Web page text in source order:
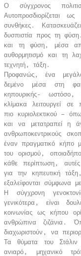
Ο σύγχρονος
Αυτοπροσδιορίζεται
συνθήκες.
δυσπιστία προς τη
και τη φύση, μέσα
αυθορμητισμό και τη
τεχνητή, τάξη.
Προφανώς, ένα
δεμένο μέσα στη
κηπουρικής-
κλίμακα λειτουργεί
πιο κυριολεκτικού –
και να μετατραπεί η
ανθρωποκεντρικούς
έναν πραγματικό κήπο
του ορισμού,
κάθε περίπτωση,
για την κηπευτική
εξαλείφονται σύμφωνα
Η σύγχρονη
γενικότερα, είναι
κοινωνίας ως κήπου
ανθρώπινα ζιζάνια.
διαχωριστούν, να
Τα θύματα του
ανιαρό, μηχανικό